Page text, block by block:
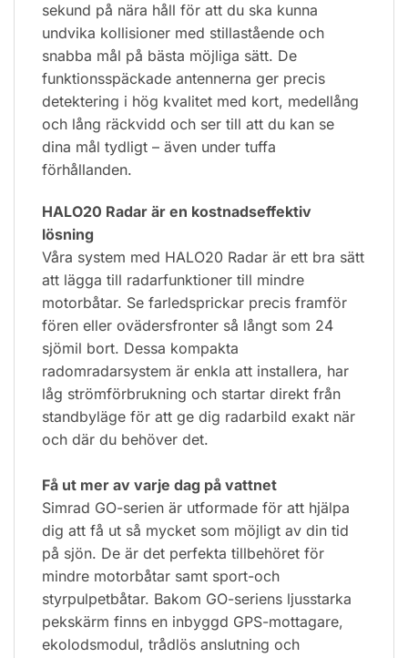
sekund på nära håll för att du ska kunna
undvika kollisioner med stillastående och
snabba mål på bästa möjliga sätt. De
funktionsspäckade antennerna ger precis
detektering i hög kvalitet med kort, medellång
och lång räckvidd och ser till att du kan se
dina mål tydligt – även under tuffa
förhållanden.
HALO20 Radar är en kostnadseffektiv
lösning
Våra system med HALO20 Radar är ett bra sätt
att lägga till radarfunktioner till mindre
motorbåtar. Se farledsprickar precis framför
fören eller ovädersfronter så långt som 24
sjömil bort. Dessa kompakta
radomradarsystem är enkla att installera, har
låg strömförbrukning och startar direkt från
standbyläge för att ge dig radarbild exakt när
och där du behöver det.
Få ut mer av varje dag på vattnet
Simrad GO-serien är utformade för att hjälpa
dig att få ut så mycket som möjligt av din tid
på sjön. De är det perfekta tillbehöret för
mindre motorbåtar samt sport-och
styrpulpetbåtar. Bakom GO-seriens ljusstarka
pekskärm finns en inbyggd GPS-mottagare,
ekolodsmodul, trådlös anslutning och